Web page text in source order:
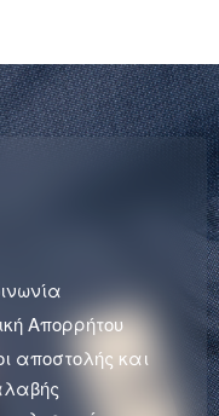
Απορρήτου
αποστολής και